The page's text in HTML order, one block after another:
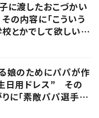
に渡したおこづかい
の内容に「こういう
とかでして欲しい」
娘のためにパパが作
日用ドレス” その
に「素敵パパ選手権